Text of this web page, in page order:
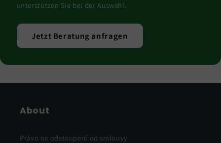
unterstützen Sie bei der Auswahl.
Jetzt Beratung anfragen
About
Právo na odstoupení od smlouvy